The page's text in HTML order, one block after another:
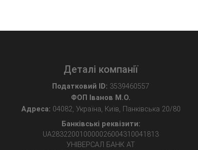
Деталі компанії
Податковий ID: 3539460557
ФОП Іванов М.О.
Адреса: 04082, Україна, Київ, Панківська 20/80
Банківські реквізити:
UA283220010000026004310041813
УНІВЕРСАЛ БАНК АТ